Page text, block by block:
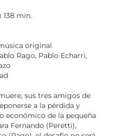
138 min.
original
Rago, Pablo Echarri,
sus tres amigos de
a la pérdida y
económico de la pequeña
Fernando (Peretti),